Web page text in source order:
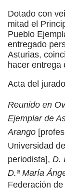
Dotado con
mitad el
Pueblo
entregado
Asturias,
hacer entrega
Acta del jurado
Reunido en
Ejemplar de
Arango
Universidad
periodista], D.
D.ª María
Federación